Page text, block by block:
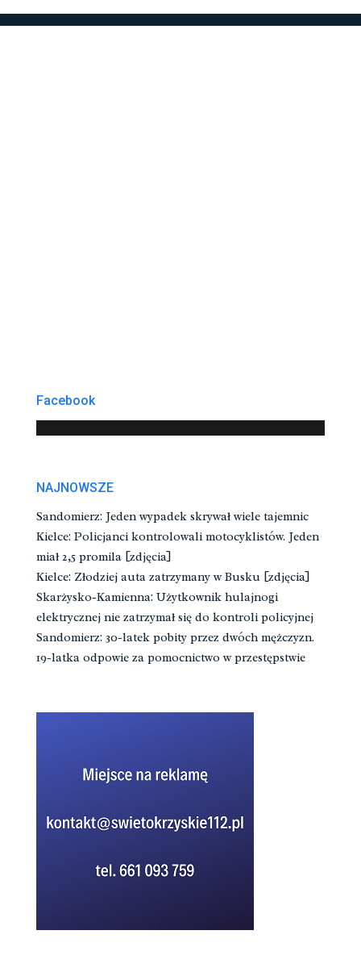
Facebook
NAJNOWSZE
Sandomierz: Jeden wypadek skrywał wiele tajemnic
Kielce: Policjanci kontrolowali motocyklistów. Jeden
miał 2,5 promila [zdjęcia]
Kielce: Złodziej auta zatrzymany w Busku [zdjęcia]
Skarżysko-Kamienna: Użytkownik hulajnogi
elektrycznej nie zatrzymał się do kontroli policyjnej
Sandomierz: 30-latek pobity przez dwóch mężczyzn.
19-latka odpowie za pomocnictwo w przestępstwie